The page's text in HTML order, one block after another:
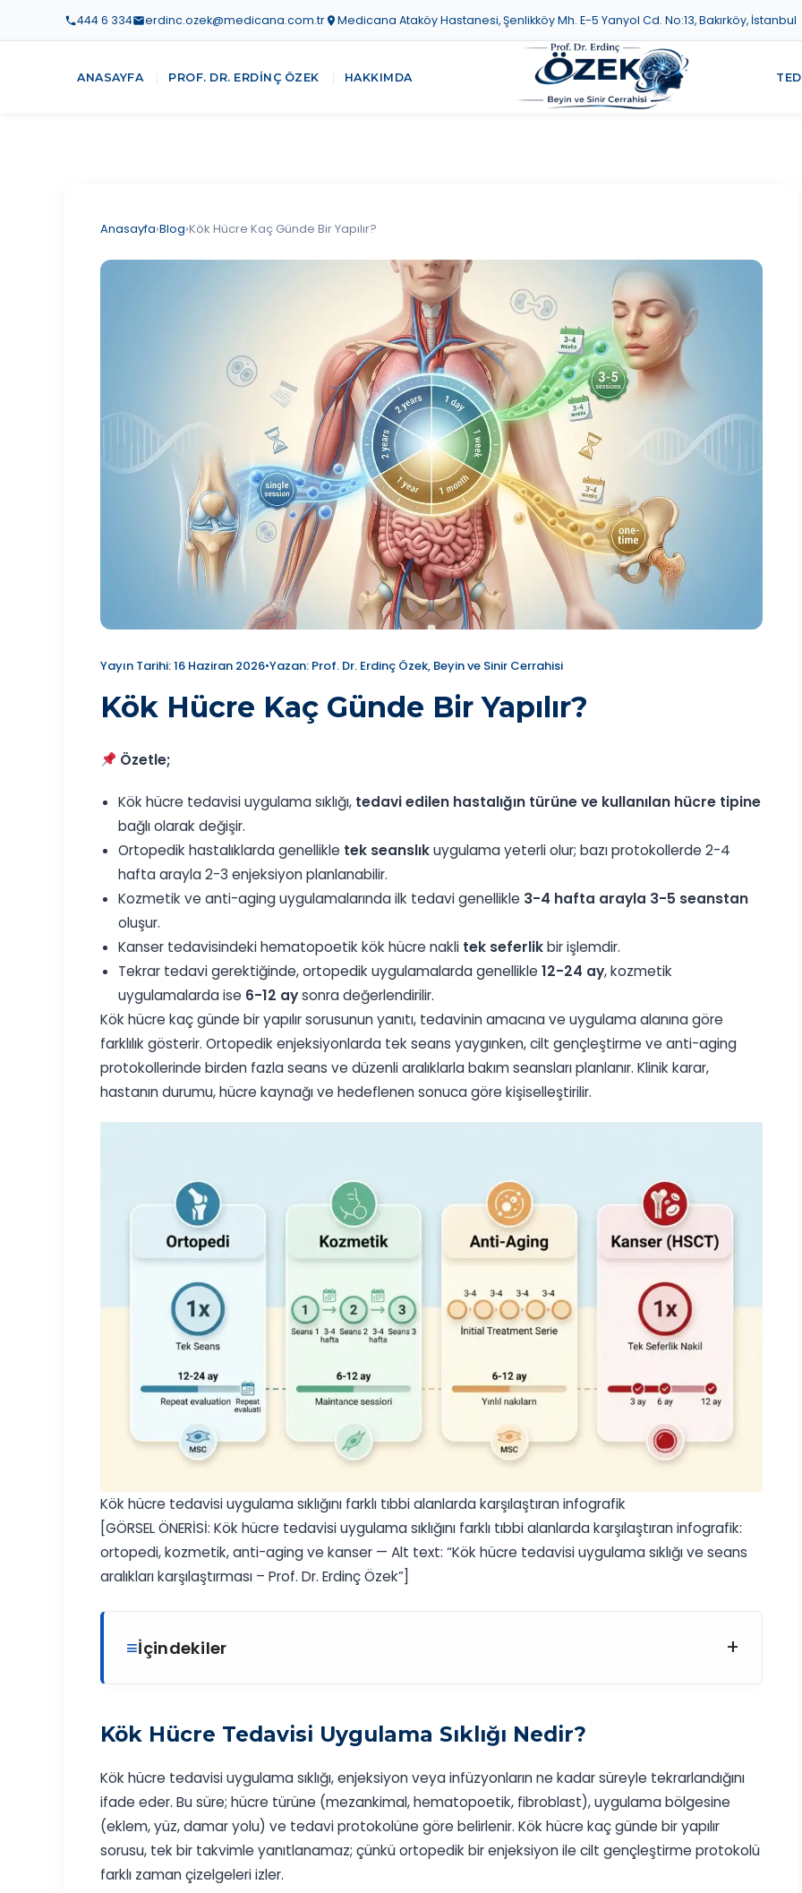
444 6 334 erdinc.ozek@medicana.com.tr Medicana Ataköy Hastanesi, Şenlikköy Mh. E-5 Yanyol Cd. No:13, Bakırköy, İstanbul
ANASAYFA PROF. DR. ERDINÇ ÖZEK HAKKIMDA
Anasayfa›Blog›Kök Hücre Kaç Günde Bir Yapılır?
Yayın Tarihi: 16 Haziran 2026•Yazan: Prof. Dr. Erdinç Özek, Beyin ve Sinir Cerrahisi
Kök Hücre Kaç Günde Bir Yapılır?
Özetle;
Kök hücre tedavisi uygulama sıklığı, tedavi edilen hastalığın türüne ve kullanılan hücre tipine
bağlı olarak değişir.
Ortopedik hastalıklarda genellikle tek seanslıkuygulama yeterli olur; bazı protokollerde 2-4
hafta arayla 2-3 enjeksiyon planlanabilir.
Kozmetik ve anti-aging uygulamalarında ilk tedavi genellikle 3-4 hafta arayla 3-5 seanstan
oluşur.
Kanser tedavisindeki hematopoetik kök hücre nakli tek seferlikbir işlemdir.
Tekrar tedavi gerektiğinde, ortopedik uygulamalarda genellikle 12-24 ay, kozmetik
uygulamalarda ise 6-12 aysonra değerlendirilir.
Kök hücre kaç günde bir yapılır sorusunun yanıtı, tedavinin amacına ve uygulama alanına göre
farklılık gösterir. Ortopedik enjeksiyonlarda tek seans yaygınken, cilt gençleştirme ve anti-aging
protokollerinde birden fazla seans ve düzenli aralıklarla bakım seansları planlanır. Klinik karar,
hastanın durumu, hücre kaynağı ve hedeflenen sonuca göre kişiselleştirilir.
Kök hücre tedavisi uygulama sıklığını farklı tıbbi alanlarda karşılaştıran infografik
[GÖRSEL ÖNERİSİ: Kök hücre tedavisi uygulama sıklığını farklı tıbbi alanlarda karşılaştıran infografik:
ortopedi, kozmetik, anti-aging ve kanser — Alt text: “Kök hücre tedavisi uygulama sıklığı ve seans
aralıkları karşılaştırması – Prof. Dr. Erdinç Özek”]
İçindekiler +
Kök Hücre Tedavisi Uygulama Sıklığı Nedir?
Kök hücre tedavisi uygulama sıklığı, enjeksiyon veya infüzyonların ne kadar süreyle tekrarlandığını
ifade eder. Bu süre; hücre türüne (mezankimal, hematopoetik, fibroblast), uygulama bölgesine
(eklem, yüz, damar yolu) ve tedavi protokolüne göre belirlenir. Kök hücre kaç günde bir yapılır
sorusu, tek bir takvimle yanıtlanamaz; çünkü ortopedik bir enjeksiyon ile cilt gençleştirme protokolü
farklı zaman çizelgeleri izler.